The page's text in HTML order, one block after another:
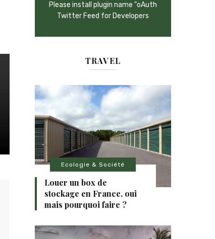
Please install plugin name "oAuth
Twitter Feed for Developers
TRAVEL
Ecologie & Société
Louer un box de
stockage en France, oui
mais pourquoi faire ?